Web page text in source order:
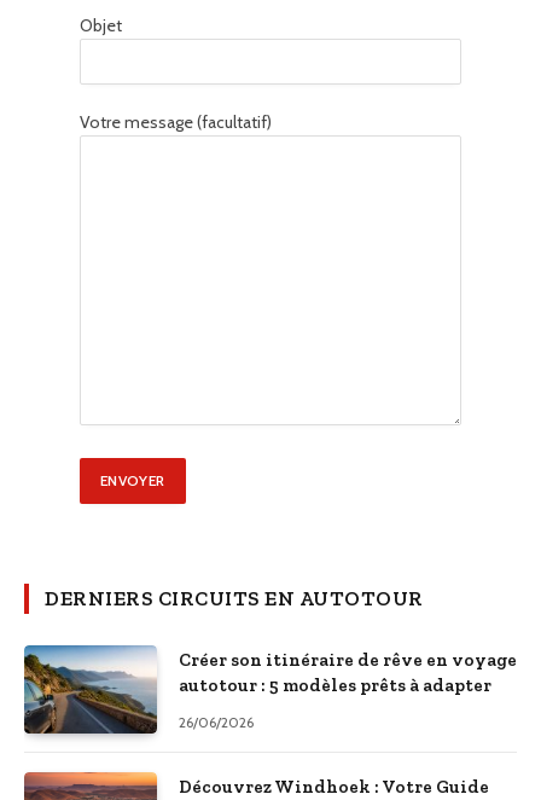
Objet
Votre message (facultatif)
DERNIERS CIRCUITS EN AUTOTOUR
Créer son itinéraire de rêve en voyage
autotour : 5 modèles prêts à adapter
26/06/2026
Découvrez Windhoek : Votre Guide